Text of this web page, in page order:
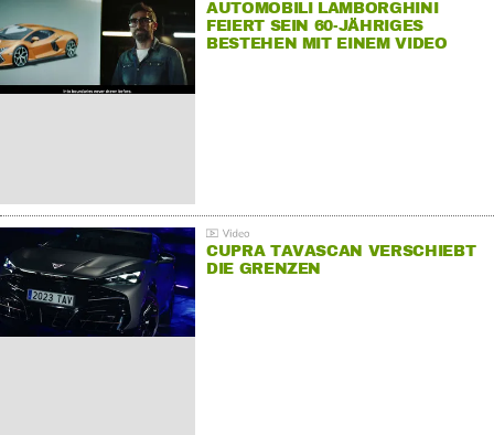
AUTOMOBILI LAMBORGHINI
FEIERT SEIN 60-JÄHRIGES
BESTEHEN MIT EINEM VIDEO
CUPRA TAVASCAN VERSCHIEBT
DIE GRENZEN